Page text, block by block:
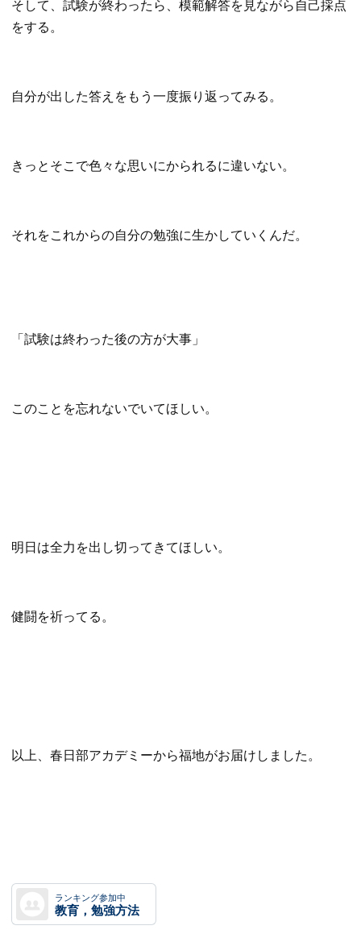
そして、試験が終わったら、模範解答を見ながら自己採点
をする。
自分が出した答えをもう一度振り返ってみる。
きっとそこで色々な思いにかられるに違いない。
それをこれからの自分の勉強に生かしていくんだ。
「試験は終わった後の方が大事」
このことを忘れないでいてほしい。
明日は全力を出し切ってきてほしい。
健闘を祈ってる。
以上、春日部アカデミーから福地がお届けしました。
ランキング参加中
教育，勉強方法